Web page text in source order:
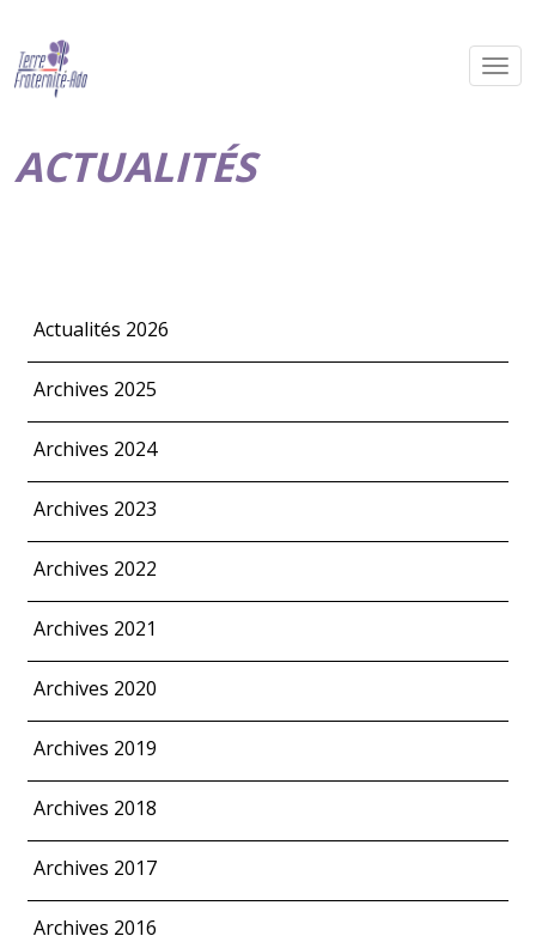
ACTUALITÉS
Actualités 2026
Archives 2025
Archives 2024
Archives 2023
Archives 2022
Archives 2021
Archives 2020
Archives 2019
Archives 2018
Archives 2017
Archives 2016